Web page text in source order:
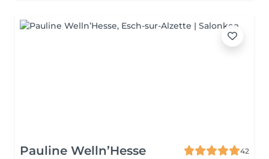
Pauline Welln’Hesse
42